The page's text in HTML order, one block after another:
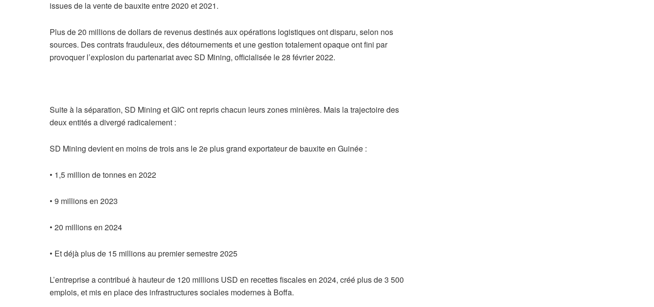
issues de la vente de bauxite entre 2020 et 2021.
Plus de 20 millions de dollars de revenus destinés aux opérations logistiques ont disparu, selon nos
sources. Des contrats frauduleux, des détournements et une gestion totalement opaque ont fini par
provoquer l’explosion du partenariat avec SD Mining, officialisée le 28 février 2022.
Suite à la séparation, SD Mining et GIC ont repris chacun leurs zones minières. Mais la trajectoire des
deux entités a divergé radicalement :
SD Mining devient en moins de trois ans le 2e plus grand exportateur de bauxite en Guinée :
• 1,5 million de tonnes en 2022
• 9 millions en 2023
• 20 millions en 2024
• Et déjà plus de 15 millions au premier semestre 2025
L’entreprise a contribué à hauteur de 120 millions USD en recettes fiscales en 2024, créé plus de 3 500
emplois, et mis en place des infrastructures sociales modernes à Boffa.